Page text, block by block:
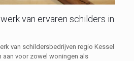
van ervaren schilders in
van schildersbedrijven regio Kessel
aan voor zowel woningen als